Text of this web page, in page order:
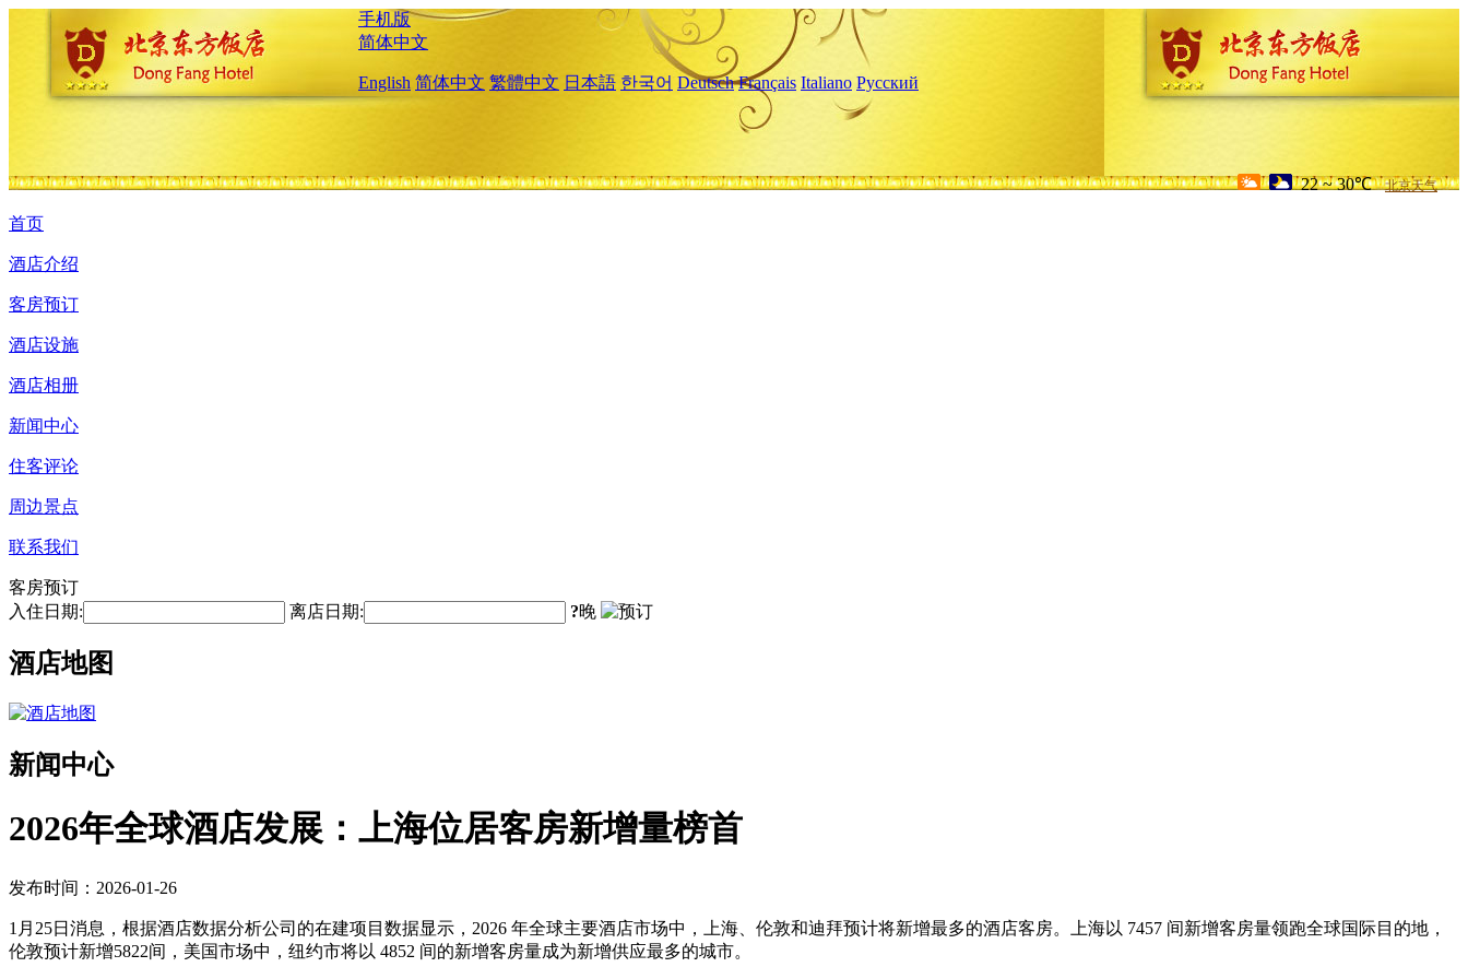
手机版
简体中文
English 简体中文 繁體中文 日本語 한국어 Deutsch Français Italiano Русский
22 ~ 30℃ 北京天气
首页
酒店介绍
客房预订
酒店设施
酒店相册
新闻中心
住客评论
周边景点
联系我们
客房预订
入住日期:
离店日期: ?晚
酒店地图
新闻中心
2026年全球酒店发展：上海位居客房新增量榜首
发布时间：2026-01-26
1月25日消息，根据酒店数据分析公司的在建项目数据显示，2026 年全球主要酒店市场中，上海、伦敦和迪拜预计将新增最多的酒店客房。上海以 7457 间新增客房量领跑全球国际目的地，
伦敦预计新增5822间，美国市场中，纽约市将以 4852 间的新增客房量成为新增供应最多的城市。